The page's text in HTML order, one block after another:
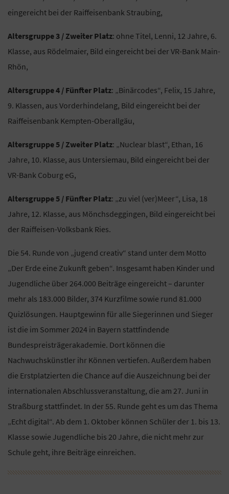
eingereicht bei der Raiffeisenbank Straubing,
Altersgruppe 3 / Zweiter Platz: ohne Titel, Lenni, 12 Jahre, 6.
Klasse, aus Rödelmaier, Bild eingereicht bei der VR-Bank Main-
Rhön,
Altersgruppe 4 / Fünfter Platz: „Binärcodes“, Felix, 15 Jahre,
9. Klassen, aus Vorderhindelang, Bild eingereicht bei der
Raiffeisenbank Kempten-Oberallgäu,
Altersgruppe 5 / Zweiter Platz: „Nuclear blast“, Ethan, 16
Jahre, 10. Klasse, aus Untersiemau, Bild eingereicht bei der
VR-Bank Coburg eG,
Altersgruppe 5 / Fünfter Platz: „zu viel (ver)Meer“, Lisa, 18
Jahre, 12. Klasse, aus Mönchsdeggingen, Bild eingereicht bei
der Raiffeisen-Volksbank Ries.
Die 54. Runde von „jugend creativ“ stand unter dem Motto
„Der Erde eine Zukunft geben“. Insgesamt haben Kinder und
Jugendliche über 264.000 Beiträge eingereicht – darunter
mehr als 183.000 Bilder, 374 Kurzfilme sowie rund 81.000
Quizlösungen. Hauptgewinn für alle Siegerinnen und Sieger
ist die im Sommer 2024 in Bayern stattfindende
Bundespreisträgerakademie. Dort können die
Nachwuchskünstler ihr Können vertiefen. Außerdem haben
die Erstplatzierten die Chance auf die Auszeichnung bei der
internationalen Abschlussveranstaltung, die am 27. Juni in
Straßburg stattfindet. In der 55. Runde geht es um das Thema
„Echt digital“. Ab dem 1. Oktober können Schüler der 1. bis 13.
Klasse sowie Jugendliche bis 20 Jahre, die nicht mehr zur
Schule geht, ihre Beiträge einreichen.